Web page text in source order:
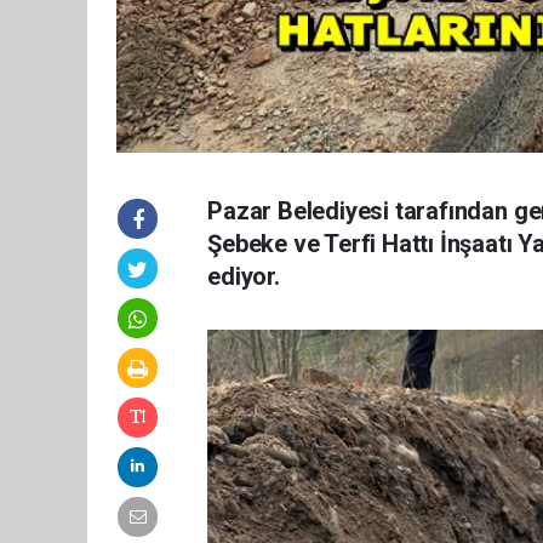
Pazar Belediyesi tarafından
Şebeke ve Terfi Hattı İnşaatı
ediyor.